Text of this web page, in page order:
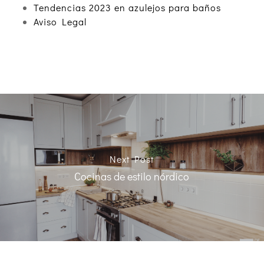
Tendencias 2023 en azulejos para baños
Aviso Legal
Next Post
Cocinas de estilo nórdico